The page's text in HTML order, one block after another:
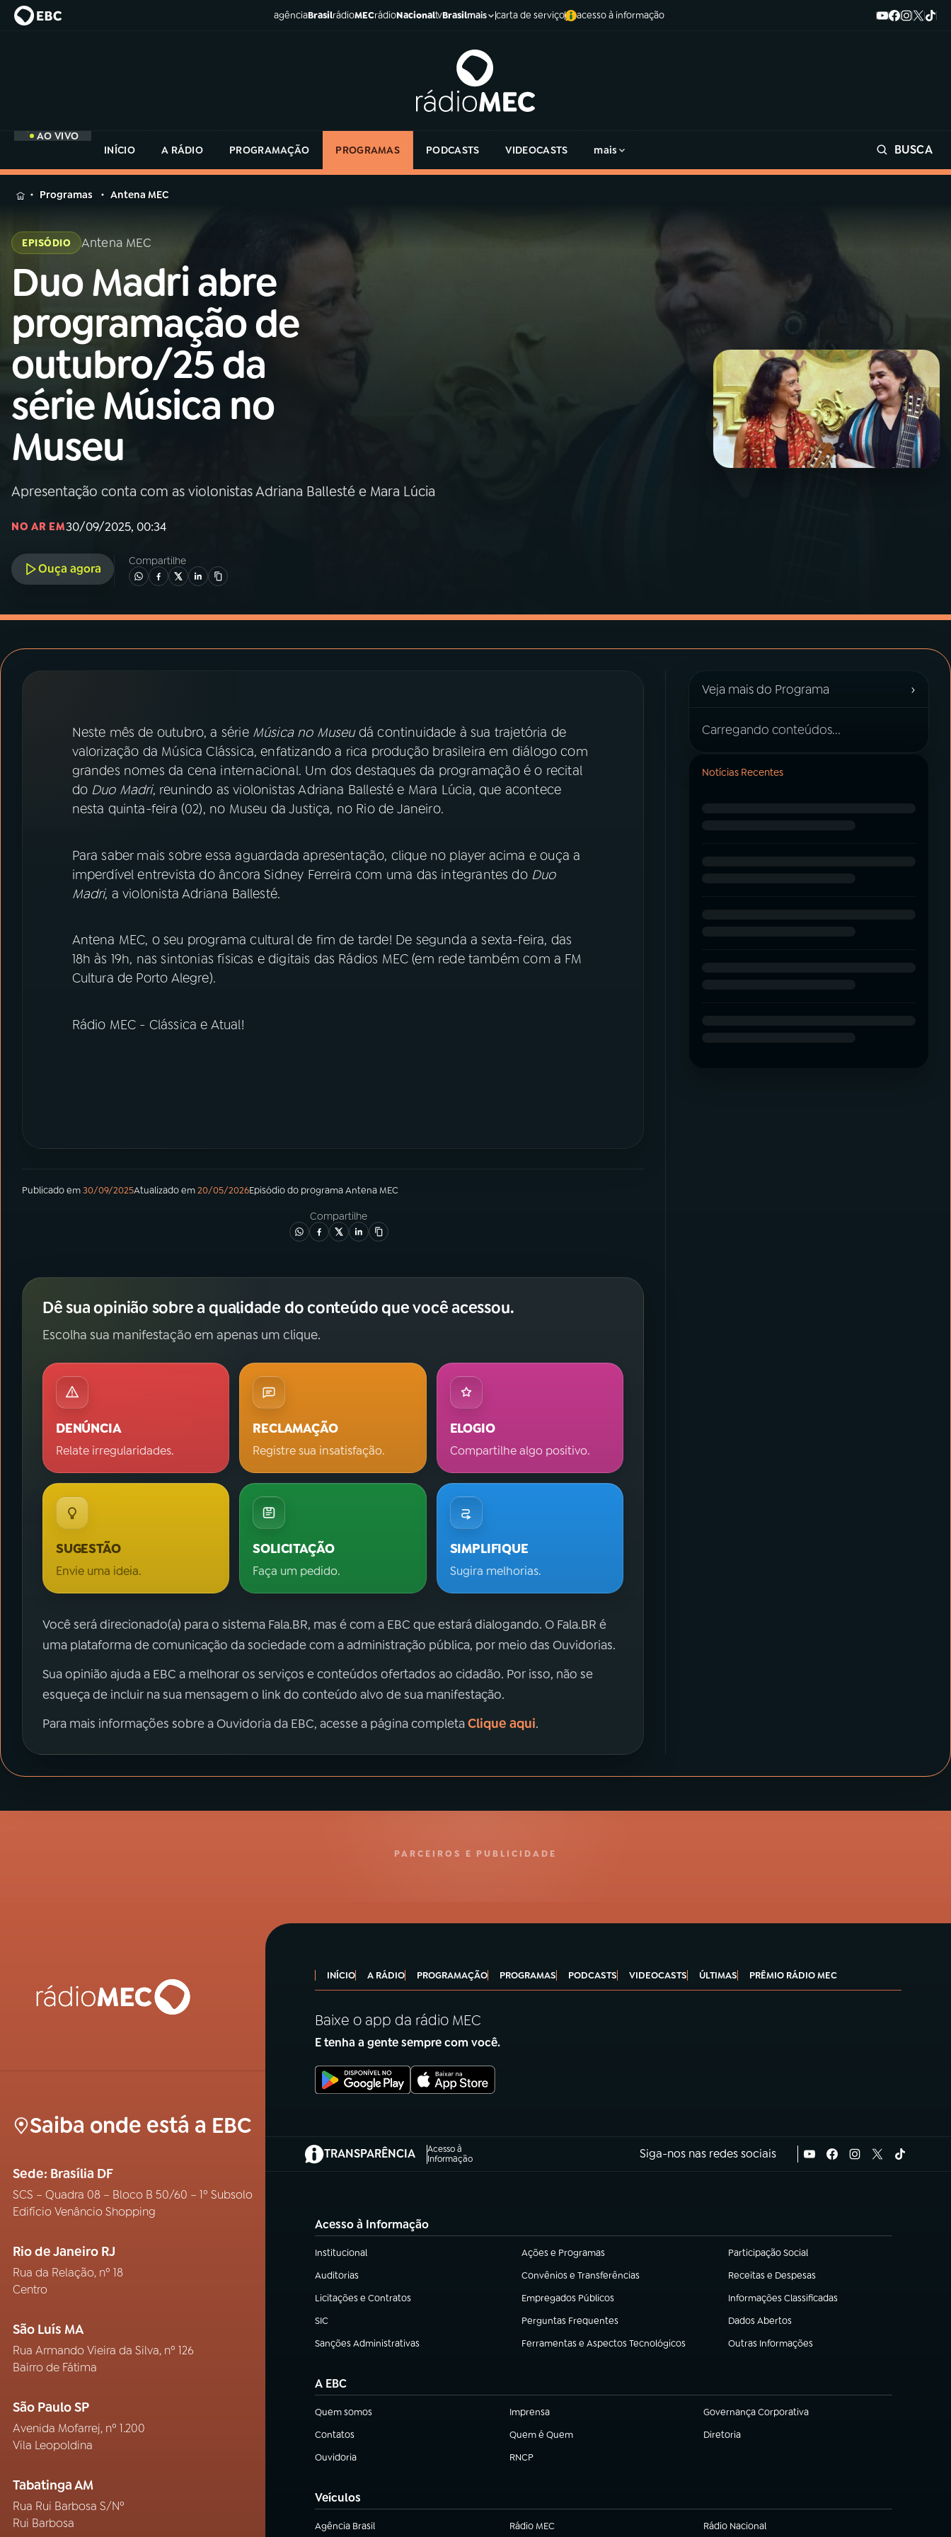
agênciaBrasilrádioMECrádioNacionaltvBrasilmais carta de serviço acesso à informação
AO VIVO
INÍCIO
A RÁDIO PROGRAMAÇÃO PROGRAMAS PODCASTS VIDEOCASTS mais BUSCA
MENU
Buscar
na
Rádio
MEC
AO VIVO
01INÍCIO
02 A RÁDIO
PROGRAMAÇÃO
04PROGRAMAS
ACOMPANHE A RÁDIO MEC
Facebook
na
Rádio
Programas Antena MEC
EPISÓDIO Antena MEC
Duo Madri abre
programação de
outubro/25 da
série Música no
Museu
Apresentação conta com as violonistas Adriana Ballesté e Mara Lúcia
NO AR EM30/09/2025, 00:34
Ouça agora
Compartilhe
Neste mês de outubro, a série Música no Museudá continuidade à sua trajetória de
valorização da Música Clássica, enfatizando a rica produção brasileira em diálogo com
grandes nomes da cena internacional. Um dos destaques da programação é o recital
do Duo Madri, reunindo as violonistas Adriana Ballesté e Mara Lúcia, que acontece
nesta quinta-feira (02), no Museu da Justiça, no Rio de Janeiro.
Para saber mais sobre essa aguardada apresentação, clique no player acima e ouça a
imperdível entrevista do âncora Sidney Ferreira com uma das integrantes do Duo
Madri, a violonista Adriana Ballesté.
Antena MEC, o seu programa cultural de fim de tarde! De segunda a sexta-feira, das
18h às 19h, nas sintonias físicas e digitais das Rádios MEC (em rede também com a FM
Cultura de Porto Alegre).
Rádio MEC - Clássica e Atual!
Publicado em30/09/2025Atualizado em20/05/2026Episódiodo programaAntena MEC
Compartilhe
Dê sua opinião sobre a qualidade do conteúdo que você acessou.
Escolha sua manifestação em apenas um clique.
DENÚNCIA
Relate irregularidades.
RECLAMAÇÃO
Registre sua insatisfação.
ELOGIO
Compartilhe algo positivo.
SUGESTÃO
Envie uma ideia.
SOLICITAÇÃO
Faça um pedido.
SIMPLIFIQUE
Sugira melhorias.
Você será direcionado(a) para o sistema Fala.BR, mas é com a EBC que estará dialogando. O Fala.BR é
uma plataforma de comunicação da sociedade com a administração pública, por meio das Ouvidorias.
Sua opinião ajuda a EBC a melhorar os serviços e conteúdos ofertados ao cidadão. Por isso, não se
esqueça de incluir na sua mensagem o link do conteúdo alvo de sua manifestação.
Para mais informações sobre a Ouvidoria da EBC, acesse a página completaClique aqui.
Veja mais do Programa ›
Carregando conteúdos...
Notícias Recentes
PARCEIROS E PUBLICIDADE
Saiba onde está a EBC
Sede: Brasília DF
SCS – Quadra 08 – Bloco B 50/60 – 1º Subsolo
Edifício Venâncio Shopping
Rio de Janeiro RJ
Rua da Relação, nº 18
Centro
São Luís MA
Rua Armando Vieira da Silva, nº 126
Bairro de Fátima
São Paulo SP
Avenida Mofarrej, nº 1.200
Vila Leopoldina
Tabatinga AM
Rua Rui Barbosa S/Nº
Rui Barbosa
INÍCIO A RÁDIO PROGRAMAÇÃO PROGRAMAS PODCASTS VIDEOCASTS ÚLTIMAS PRÊMIO RÁDIO MEC
Baixe o app da rádio MEC
E tenha a gente sempre com você.
TRANSPARÊNCIA
Acesso à
Informação
(abre em nova aba) Siga-nos nas redes sociais
Acesso à Informação
Institucional
(abre em nova aba) Ações e Programas
(abre em nova aba) Participação Social
(abre em nova aba)
Auditorias
(abre em nova aba) Convênios e Transferências
(abre em nova aba) Receitas e Despesas
(abre em nova aba)
Licitações e Contratos
(abre em nova aba) Empregados Públicos
(abre em nova aba) Informações Classificadas
(abre em nova aba)
SIC
(abre em nova aba) Perguntas Frequentes
(abre em nova aba) Dados Abertos
(abre em nova aba)
Sanções Administrativas
(abre em nova aba) Ferramentas e Aspectos Tecnológicos
(abre em nova aba) Outras Informações
(abre em nova aba)
A EBC
Quem somos
(abre em nova aba) Imprensa
(abre em nova aba) Governança Corporativa
(abre em nova aba)
Contatos
(abre em nova aba) Quem é Quem
(abre em nova aba) Diretoria
(abre em nova aba)
Ouvidoria
(abre em nova aba) RNCP
(abre em nova aba)
Veículos
Agência Brasil
(abre em nova aba) Rádio MEC Rádio Nacional
(abre em nova aba)